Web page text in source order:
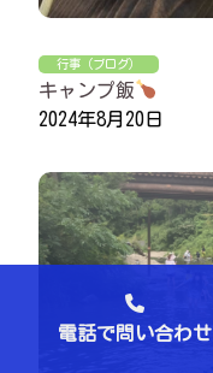
行事（ブログ）
キャンプ飯
2024年8月20日
電話で問い合わせ